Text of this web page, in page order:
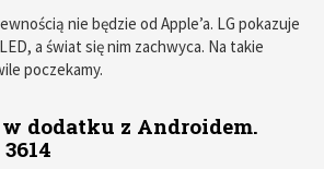
nie będzie od Apple’a. LG pokazuje
a świat się nim zachwyca. Na takie
poczekamy.
dodatku z Androidem.